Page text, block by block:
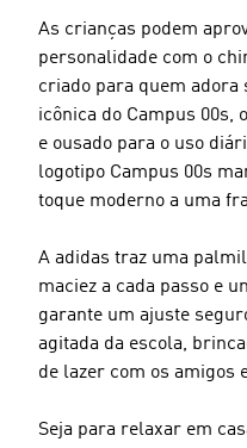
As crianças podem
personalidade com o
criado para quem adora
icônica do Campus 00s,
e ousado para o uso
logotipo Campus 00s
toque moderno a uma
A adidas traz uma
maciez a cada passo e
garante um ajuste
agitada da escola,
de lazer com os amigos
Seja para relaxar em